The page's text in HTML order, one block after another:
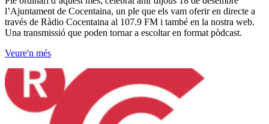
l’Ajuntament de Cocentaina, un ple que els vam oferir en directe a
través de Ràdio Cocentaina al 107.9 FM i també en la nostra web.
Una transmissió que poden tornar a escoltar en format pòdcast.
Veure'n més